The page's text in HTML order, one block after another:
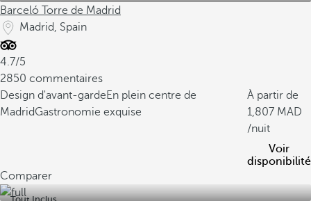
Barceló Torre de Madrid
Madrid, Spain
4.7/5
2850 commentaires
Design d'avant-gardeEn plein centre de
MadridGastronomie exquise
À partir de
1,807
/nuit
Voir
disponibilité
Comparer